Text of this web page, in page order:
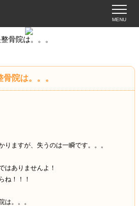
MENU
骨院は。。。
院は。。。
りますが、失うのは一瞬です。。。
はありませんよ！
ね！！！
は。。。